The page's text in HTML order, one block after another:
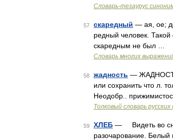
Словарь-тезаурус
57 скаредный — ая, ое;
редный человек.
скаредным не был …
Словарь многих
58 жадность —
или сохранить что л.
Неодобр..
Толковый словарь
59 ХЛЕБ — Видеть во
разочарование. Белый